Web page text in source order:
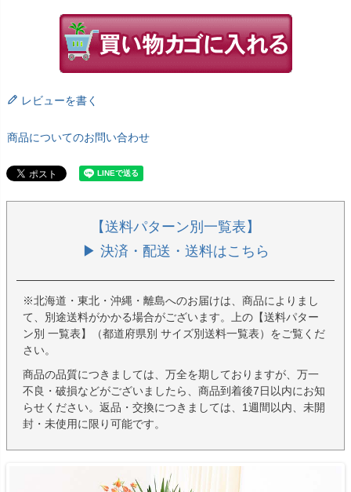
レビューを書く
商品についてのお問い合わせ
【送料パターン別一覧表】
▶ 決済・配送・送料はこちら
※北海道・東北・沖縄・離島へのお届けは、商品によりまし
て、別途送料がかかる場合がございます。上の【送料パター
ン別 一覧表】（都道府県別 サイズ別送料一覧表）をご覧くだ
さい。
商品の品質につきましては、万全を期しておりますが、万一
不良・破損などがございましたら、商品到着後7日以内にお知
らせください。返品・交換につきましては、1週間以内、未開
封・未使用に限り可能です。